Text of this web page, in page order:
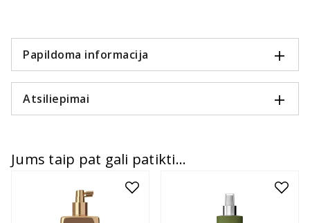
Papildoma informacija
Atsiliepimai
Jums taip pat gali patikti...